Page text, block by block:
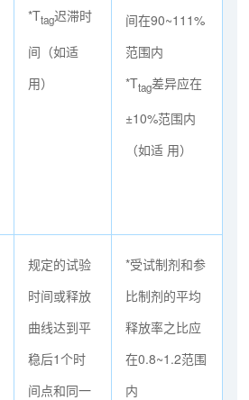
*Ttag迟滞时
间（如适
用）
间在90~111%
范围内
*Ttag差异应在
±10%范围内
（如适 用）
规定的试验
时间或释放
曲线达到平
稳后1个时
间点和同一
*受试制剂和参
比制剂的平均
释放率之比应
在0.8~1.2范围
内